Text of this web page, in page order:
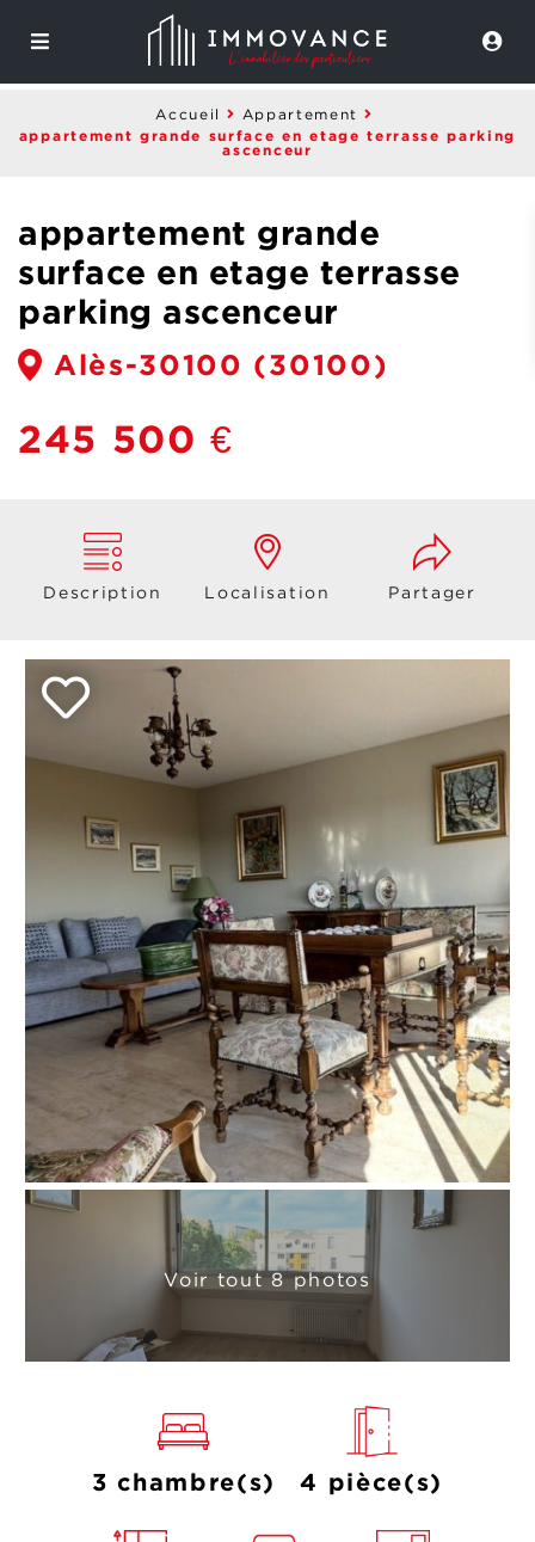
Accueil Appartement
appartement grande surface en etage terrasse parking
ascenceur
appartement grande
surface en etage terrasse
parking ascenceur
Alès-30100 (30100)
245 500 €
Description Localisation Partager
Voir tout 8 photos
3 chambre(s) 4 pièce(s)